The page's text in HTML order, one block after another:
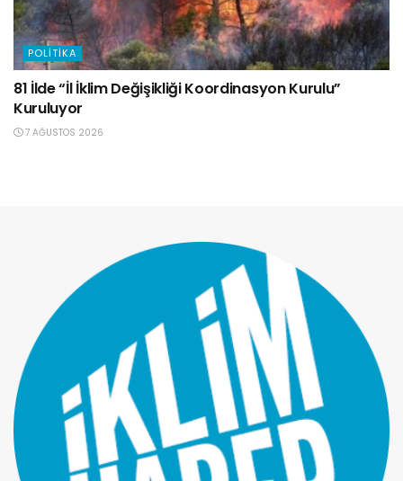
POLITIKA
81 İlde “İl İklim Değişikliği Koordinasyon Kurulu”
Kuruluyor
7 AĞUSTOS 2026